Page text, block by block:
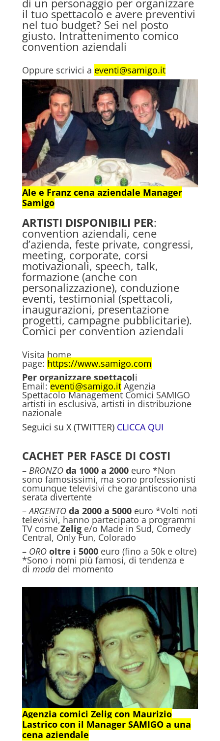
il tuo spettacolo e avere preventivi
nel tuo budget? Sei nel posto
giusto. Intrattenimento comico
convention aziendali
Oppure scrivici a eventi@samigo.it
Ale e Franz cena aziendale Manager
Samigo
ARTISTI DISPONIBILI PER:
convention aziendali, cene
d’azienda, feste private, congressi,
meeting, corporate, corsi
motivazionali, speech, talk,
formazione (anche con
personalizzazione), conduzione
eventi, testimonial (spettacoli,
inaugurazioni, presentazione
progetti, campagne pubblicitarie).
Comici per convention aziendali
Visita home
page: https://www.samigo.com
Per organizzare spettacoli
Email:eventi@samigo.itAgenzia
Spettacolo Management Comici SAMIGO
artisti in esclusiva, artisti in distribuzione
nazionale
Seguici su X (TWITTER) CLICCA QUI
CACHET PER FASCE DI COSTI
– BRONZO da 1000 a 2000euro *Non
sono famosissimi, ma sono professionisti
comunque televisivi che garantiscono una
serata divertente
–ARGENTO da 2000 a 5000euro *Volti noti
televisivi, hanno partecipato a programmi
TV come Zelige/o Made in Sud, Comedy
Central, Only Fun, Colorado
– ORO oltre i 5000euro (fino a 50k e oltre)
*Sono i nomi più famosi, di tendenza e
di modadel momento
Agenzia comici Zelig con Maurizio
Lastrico con il Manager SAMIGO a una
cena aziendale